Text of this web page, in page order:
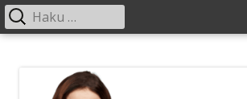
Ensisijainen
Haku: